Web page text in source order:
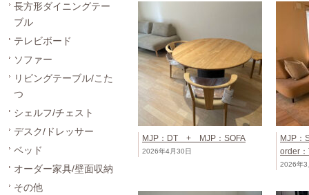
長方形ダイニングテー
ブル
テレビボード
ソファー
リビングテーブル/こた
つ
シェルフ/チェスト
デスク/ドレッサー
ベッド
オーダー家具/壁面収納
その他
MJP：DT + MJP：SOFA
2026年4月30日
MJP
order
2026年3